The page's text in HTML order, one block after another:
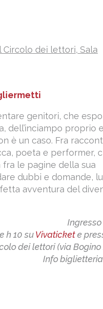
Circolo dei lettori, Sala
genitori, che
dell’inciampo proprio e
è un caso. Fra
poeta e performer,
le pagine della sua
dubbi e domande,
avventura del
h 10 suVivatickete
dei lettori (via Bogino
Info biglietteria